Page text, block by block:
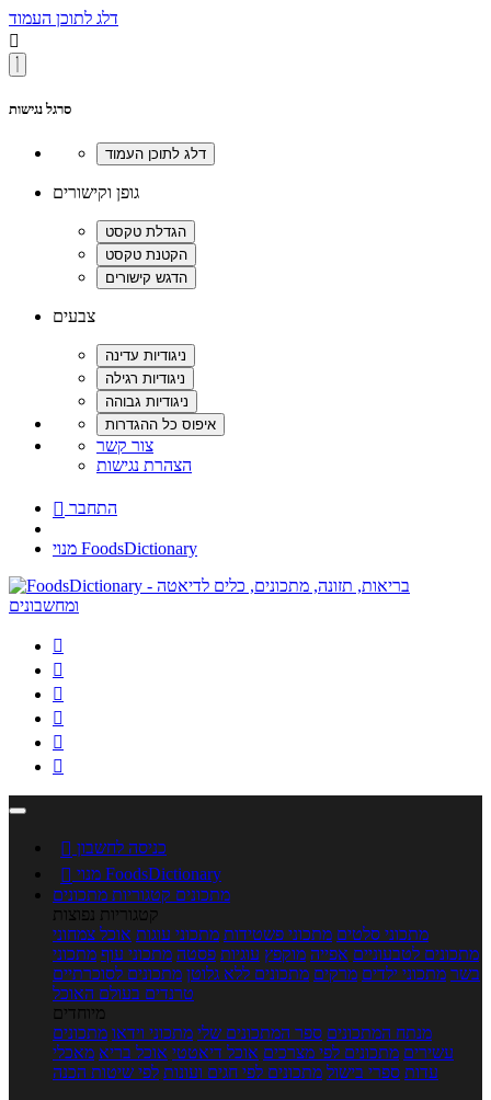
דלג לתוכן העמוד

סרגל נגישות
גופן וקישורים
צבעים
צור קשר
הצהרת נגישות
 התחבר
מנוי FoodsDictionary






 כניסה לחשבון

מנוי FoodsDictionary
מתכונים קטגוריות מתכונים
קטגוריות נפוצות
מתכוני סלטים מתכוני פשטידות מתכוני עוגות אוכל צמחוני
מתכונים לטבעוניים אפייה מוקפץ עוגיות פסטה מתכוני עוף מתכוני
בשר מתכוני ילדים מרקים מתכונים ללא גלוטן מתכונים לסוכרתיים
טרנדים בעולם האוכל
מיוחדים
מנתח המתכונים ספר המתכונים שלי מתכוני וידאו מתכונים
עשירים מתכונים לפי מצרכים אוכל דיאטטי אוכל בריא מאכלי
עדות ספרי בישול מתכונים לפי חגים ועונות לפי שיטות הכנה